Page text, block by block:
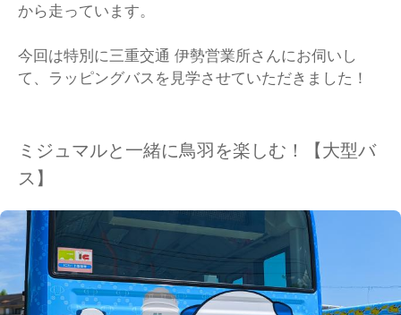
から走っています。
今回は特別に三重交通 伊勢営業所さんにお伺いし
て、ラッピングバスを見学させていただきました！
ミジュマルと一緒に鳥羽を楽しむ！【大型バ
ス】